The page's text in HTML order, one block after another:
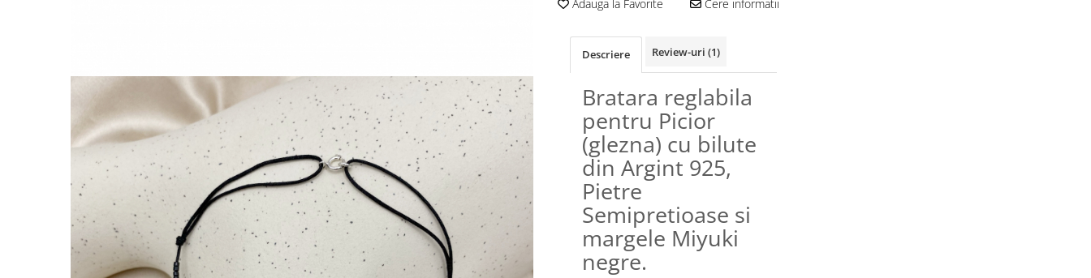
Lănțișoare cu Molecule
Lănțișoare cu Pietre Naturale
Lănțișoare Argint Diverse
COLIERE CU PERLE
Coliere cu Perle Naturale
Coliere cu Perle Preciosa
COLIERE ȘNUR REGLABIL
Coliere cu Inimioare
Coliere cu Cruce
Adauga la Favorite Cere informatii
Descriere Review-uri (1)
Bratara reglabila
pentru Picior
(glezna) cu bilute
din Argint 925,
Pietre
Semipretioase si
margele Miyuki
negre.